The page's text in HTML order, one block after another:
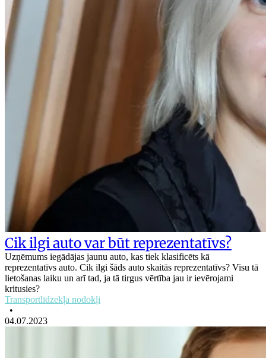
Cik ilgi auto var būt reprezentatīvs?
Uzņēmums iegādājas jaunu auto, kas tiek klasificēts kā
reprezentatīvs auto. Cik ilgi šāds auto skaitās reprezentatīvs? Visu tā
lietošanas laiku un arī tad, ja tā tirgus vērtība jau ir ievērojami
kritusies?
Transportlīdzekļa nodokļi
•
04.07.2023